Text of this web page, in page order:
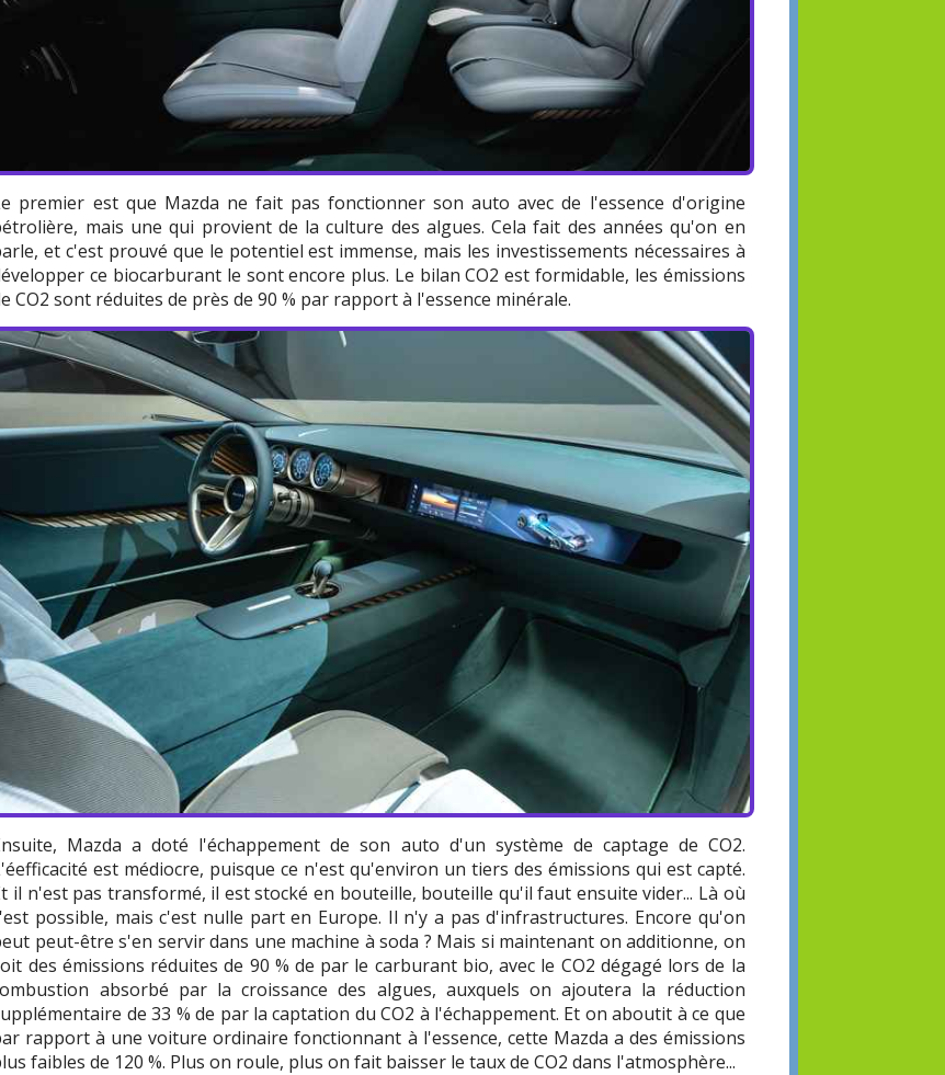
premier est que Mazda ne fait pas fonctionner son auto avec de l'essence d'origine
mais une qui provient de la culture des algues. Cela fait des années qu'on en
et c'est prouvé que le potentiel est immense, mais les investissements nécessaires à
ce biocarburant le sont encore plus. Le bilan CO2 est formidable, les émissions
CO2 sont réduites de près de 90 % par rapport à l'essence minérale.
Mazda a doté l'échappement de son auto d'un système de captage de CO2.
est médiocre, puisque ce n'est qu'environ un tiers des émissions qui est capté.
il n'est pas transformé, il est stocké en bouteille, bouteille qu'il faut ensuite vider... Là où
possible, mais c'est nulle part en Europe. Il n'y a pas d'infrastructures. Encore qu'on
peut-être s'en servir dans une machine à soda ? Mais si maintenant on additionne, on
des émissions réduites de 90 % de par le carburant bio, avec le CO2 dégagé lors de la
absorbé par la croissance des algues, auxquels on ajoutera la réduction
de 33 % de par la captation du CO2 à l'échappement. Et on aboutit à ce que
rapport à une voiture ordinaire fonctionnant à l'essence, cette Mazda a des émissions
faibles de 120 %. Plus on roule, plus on fait baisser le taux de CO2 dans l'atmosphère...